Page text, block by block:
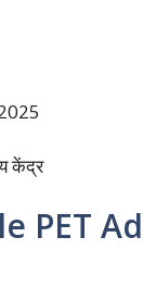
केंद्र
PET